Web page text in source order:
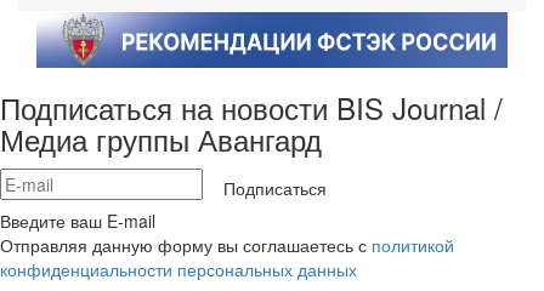
Подписаться на новости BIS Journal /
Медиа группы Авангард
Подписаться
Введите ваш E-mail
Отправляя данную форму вы соглашаетесь с политикой
конфиденциальности персональных данных